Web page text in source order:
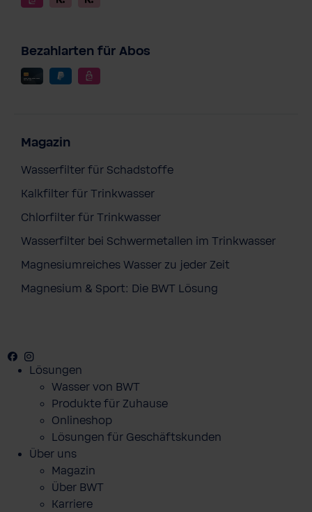
Bezahlarten für Abos
Magazin
Wasserfilter für Schadstoffe
Kalkfilter für Trinkwasser
Chlorfilter für Trinkwasser
Wasserfilter bei Schwermetallen im Trinkwasser
Magnesiumreiches Wasser zu jeder Zeit
Magnesium & Sport: Die BWT Lösung
Facebook
Youtube
Lösungen
Wasser von BWT
Produkte für Zuhause
Onlineshop
Lösungen für Geschäftskunden
Über uns
Magazin
Über BWT
Karriere